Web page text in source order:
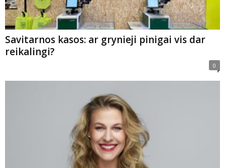
Savitarnos kasos: ar grynieji pinigai vis dar
reikalingi?
0